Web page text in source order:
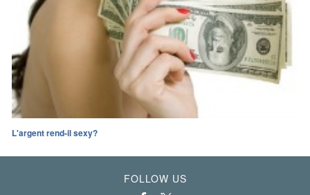
L'argent rend-il sexy?
FOLLOW US